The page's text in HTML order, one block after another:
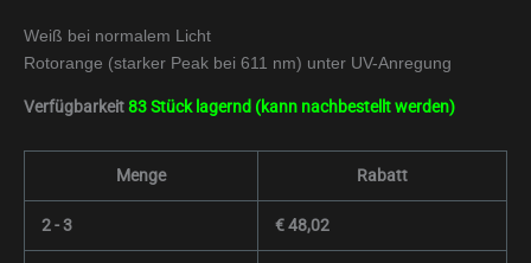
Weiß bei normalem Licht
Rotorange (starker Peak bei 611 nm) unter UV-Anregung
Verfügbarkeit83 Stück lagernd (kann nachbestellt werden)
Menge Rabatt
2 - 3 €48,02